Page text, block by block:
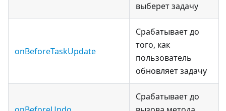
выберет задачу
onBeforeTaskUpdate
Срабатывает до
того, как
пользователь
обновляет задачу
Срабатывает до